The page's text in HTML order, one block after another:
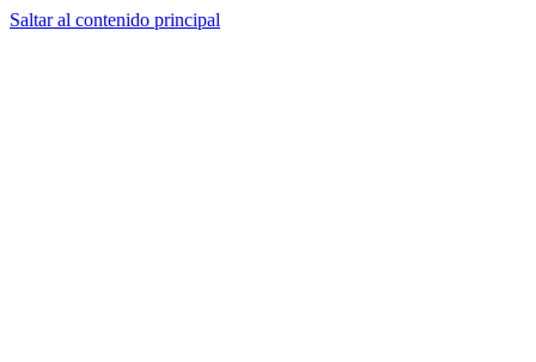
Saltar al contenido principal